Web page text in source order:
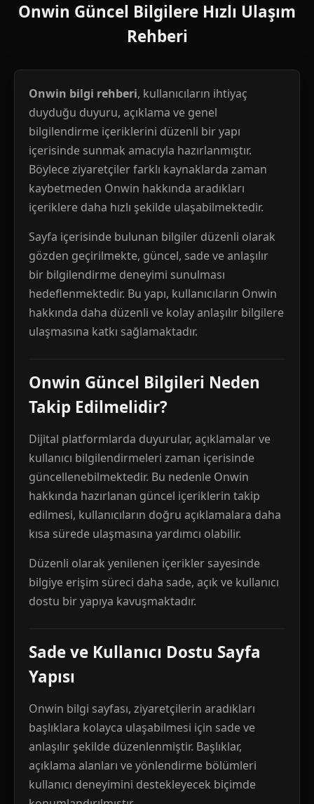
Onwin Güncel Bilgilere Hızlı Ulaşım
Rehberi
Onwin bilgi rehberi, kullanıcıların ihtiyaç
duyduğu duyuru, açıklama ve genel
bilgilendirme içeriklerini düzenli bir yapı
içerisinde sunmak amacıyla hazırlanmıştır.
Böylece ziyaretçiler farklı kaynaklarda zaman
kaybetmeden Onwin hakkında aradıkları
içeriklere daha hızlı şekilde ulaşabilmektedir.
Sayfa içerisinde bulunan bilgiler düzenli olarak
gözden geçirilmekte, güncel, sade ve anlaşılır
bir bilgilendirme deneyimi sunulması
hedeflenmektedir. Bu yapı, kullanıcıların Onwin
hakkında daha düzenli ve kolay anlaşılır bilgilere
ulaşmasına katkı sağlamaktadır.
Onwin Güncel Bilgileri Neden
Takip Edilmelidir?
Dijital platformlarda duyurular, açıklamalar ve
kullanıcı bilgilendirmeleri zaman içerisinde
güncellenebilmektedir. Bu nedenle Onwin
hakkında hazırlanan güncel içeriklerin takip
edilmesi, kullanıcıların doğru açıklamalara daha
kısa sürede ulaşmasına yardımcı olabilir.
Düzenli olarak yenilenen içerikler sayesinde
bilgiye erişim süreci daha sade, açık ve kullanıcı
dostu bir yapıya kavuşmaktadır.
Sade ve Kullanıcı Dostu Sayfa
Yapısı
Onwin bilgi sayfası, ziyaretçilerin aradıkları
başlıklara kolayca ulaşabilmesi için sade ve
anlaşılır şekilde düzenlenmiştir. Başlıklar,
açıklama alanları ve yönlendirme bölümleri
kullanıcı deneyimini destekleyecek biçimde